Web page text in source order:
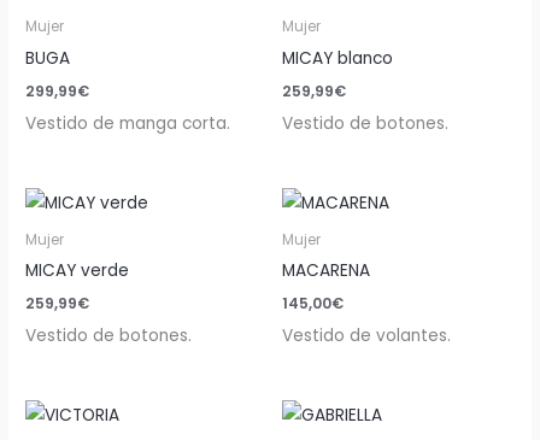
Mujer
BUGA
299,99€
Vestido de manga corta.
Mujer
MICAY blanco
259,99€
Vestido de botones.
Mujer
MICAY verde
259,99€
Vestido de botones.
Mujer
MACARENA
145,00€
Vestido de volantes.